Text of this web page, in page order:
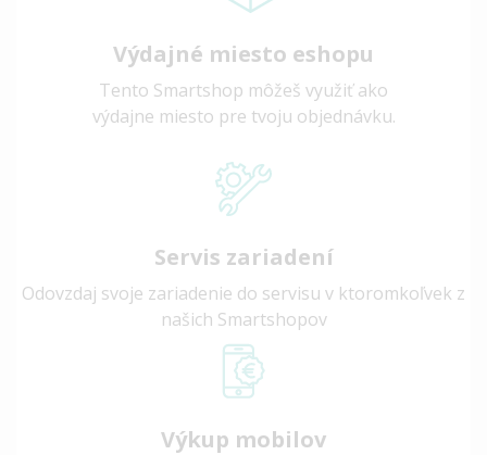
Výdajné miesto eshopu
Tento Smartshop môžeš využiť ako
výdajne miesto pre tvoju objednávku.
Servis zariadení
Odovzdaj svoje zariadenie do servisu v ktoromkoľvek z
našich Smartshopov
Výkup mobilov